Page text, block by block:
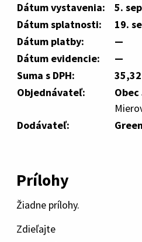
Dátum vystavenia:
5.
Dátum splatnosti:
19.
Dátum platby:
—
Dátum evidencie:
—
Suma s DPH:
Objednávateľ:
Dodávateľ:
Prílohy
Žiadne prílohy.
Zdieľajte